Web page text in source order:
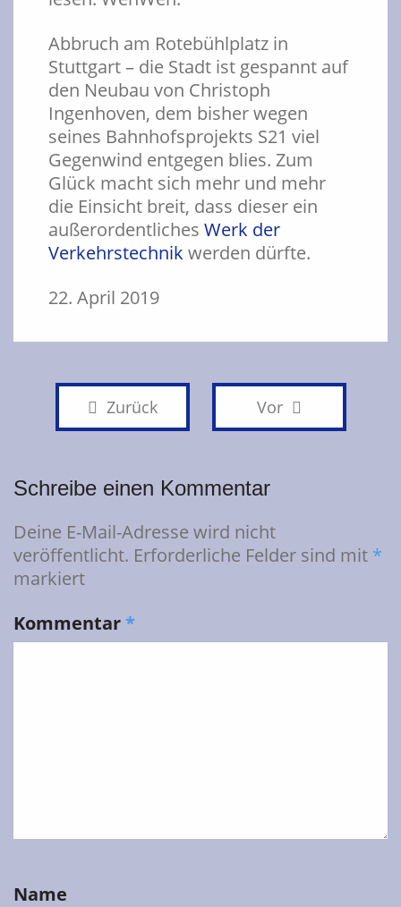
Abbruch am Rotebühlplatz in
Stuttgart – die Stadt ist gespannt auf
den Neubau von Christoph
Ingenhoven, dem bisher wegen
seines Bahnhofsprojekts S21 viel
Gegenwind entgegen blies. Zum
Glück macht sich mehr und mehr
die Einsicht breit, dass dieser ein
außerordentliches Werk der
Verkehrstechnik werden dürfte.
22. April 2019
Zurück Vor
Schreibe einen Kommentar
Deine E-Mail-Adresse wird nicht
veröffentlicht. Erforderliche Felder sind mit *
markiert
Kommentar*
Name